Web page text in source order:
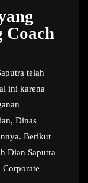
Coach
telah
ini karena
Dinas
Berikut
Dian Saputra
Corporate